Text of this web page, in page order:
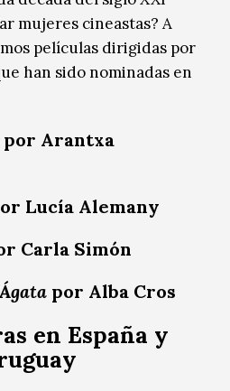
mujeres cineastas? A
películas dirigidas por
han sido nominadas en
por Arantxa
Lucía Alemany
Carla Simón
por Alba Cros
en España y